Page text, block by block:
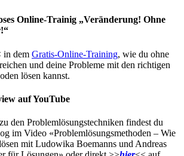
Online-Trainig „Veränderung! Ohne
in dem Gratis-Online-Training, wie du ohne
und deine Probleme mit den richtigen
lösen kannst.
auf YouTube
den Problemlösungstechniken findest du
im Video «Problemlösungsmethoden – Wie
mit Ludowika Boemanns und Andreas